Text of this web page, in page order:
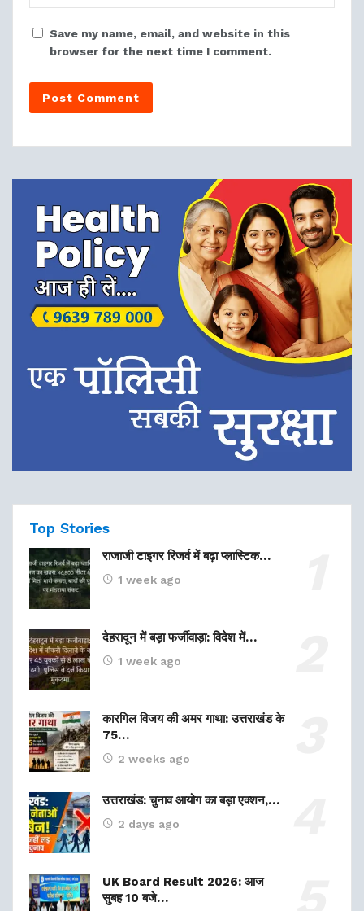
Save my name, email, and website in this
browser for the next time I comment.
Top Stories
राजाजी टाइगर रिजर्व में बढ़ा प्लास्टिक…
1 week ago
देहरादून में बड़ा फर्जीवाड़ा: विदेश में…
1 week ago
कारगिल विजय की अमर गाथा: उत्तराखंड के
75…
2 weeks ago
उत्तराखंड: चुनाव आयोग का बड़ा एक्शन,…
2 days ago
UK Board Result 2026: आज
सुबह 10 बजे…